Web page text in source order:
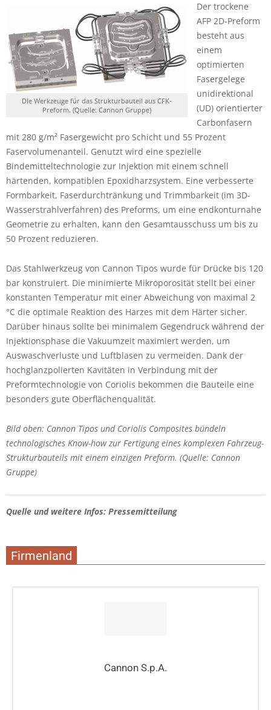
Die Werkzeuge für das Strukturbauteil aus CFK-
Preform. (Quelle: Cannon Gruppe)
Der trockene
AFP 2D-Preform
besteht aus
einem
optimierten
Fasergelege
unidirektional
(UD) orientierter
Carbonfasern
mit 280 g/m² Fasergewicht pro Schicht und 55 Prozent
Faservolumenanteil. Genutzt wird eine spezielle
Bindemitteltechnologie zur Injektion mit einem schnell
härtenden, kompatiblen Epoxidharzsystem. Eine verbesserte
Formbarkeit, Faserdurchtränkung und Trimmbarkeit (im 3D-
Wasserstrahlverfahren) des Preforms, um eine endkonturnahe
Geometrie zu erhalten, kann den Gesamtausschuss um bis zu
50 Prozent reduzieren.
Das Stahlwerkzeug von Cannon Tipos wurde für Drücke bis 120
bar konstruiert. Die minimierte Mikroporosität stellt bei einer
konstanten Temperatur mit einer Abweichung von maximal 2
°C die optimale Reaktion des Harzes mit dem Härter sicher.
Darüber hinaus sollte bei minimalem Gegendruck während der
Injektionsphase die Vakuumzeit maximiert werden, um
Auswaschverluste und Luftblasen zu vermeiden. Dank der
hochglanzpolierten Kavitäten in Verbindung mit der
Preformtechnologie von Coriolis bekommen die Bauteile eine
besonders gute Oberflächenqualität.
Bild oben: Cannon Tipos und Coriolis Composites bündeln
technologisches Know-how zur Fertigung eines komplexen Fahrzeug-
Strukturbauteils mit einem einzigen Preform. (Quelle: Cannon
Gruppe)
Quelle und weitere Infos: Pressemitteilung
Firmenland
Cannon S.p.A.